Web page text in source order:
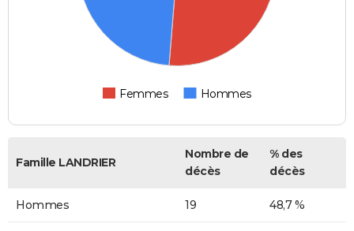
Femmes Hommes
Famille LANDRIER
Nombre de
décès
% des
décès
Hommes 19 48,7 %